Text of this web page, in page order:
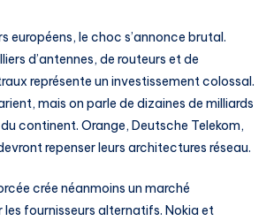
européens, le choc s’annonce brutal.
d’antennes, de routeurs et de
représente un investissement colossal.
mais on parle de dizaines de milliards
du continent. Orange, Deutsche Telekom,
repenser leurs architectures réseau.
crée néanmoins un marché
fournisseurs alternatifs. Nokia et